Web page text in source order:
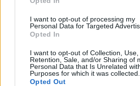
I want to opt-out of processing my
Personal Data for Targeted
Opted In
I want to opt-out of Collection, Use,
Retention, Sale, and/or Sharing of
Personal Data that Is Unrelated
Purposes for which it was collected.
Opted Out